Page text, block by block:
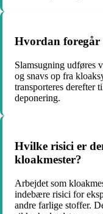
Hvordan foregår
Slamsugning udføres
og snavs op fra
transporteres derefter
deponering.
Hvilke risici er
kloakmester?
Arbejdet som
indebære risici for
andre farlige stoffer.